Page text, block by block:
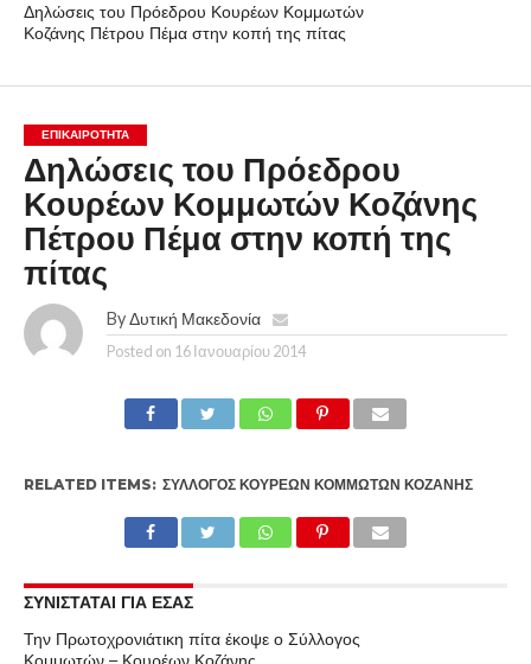
Δηλώσεις του Πρόεδρου Κουρέων Κομμωτών
Κοζάνης Πέτρου Πέμα στην κοπή της πίτας
ΕΠΙΚΑΙΡΟΤΗΤΑ
Δηλώσεις του Πρόεδρου
Κουρέων Κομμωτών Κοζάνης
Πέτρου Πέμα στην κοπή της
πίτας
By Δυτική Μακεδονία
Posted on 16 Ιανουαρίου 2014
RELATED ITEMS: ΣΎΛΛΟΓΟΣ ΚΟΥΡΈΩΝ ΚΟΜΜΩΤΏΝ ΚΟΖΆΝΗΣ
ΣΥΝΙΣΤΑΤΑΙ ΓΙΑ ΕΣΑΣ
Την Πρωτοχρονιάτικη πίτα έκοψε ο Σύλλογος